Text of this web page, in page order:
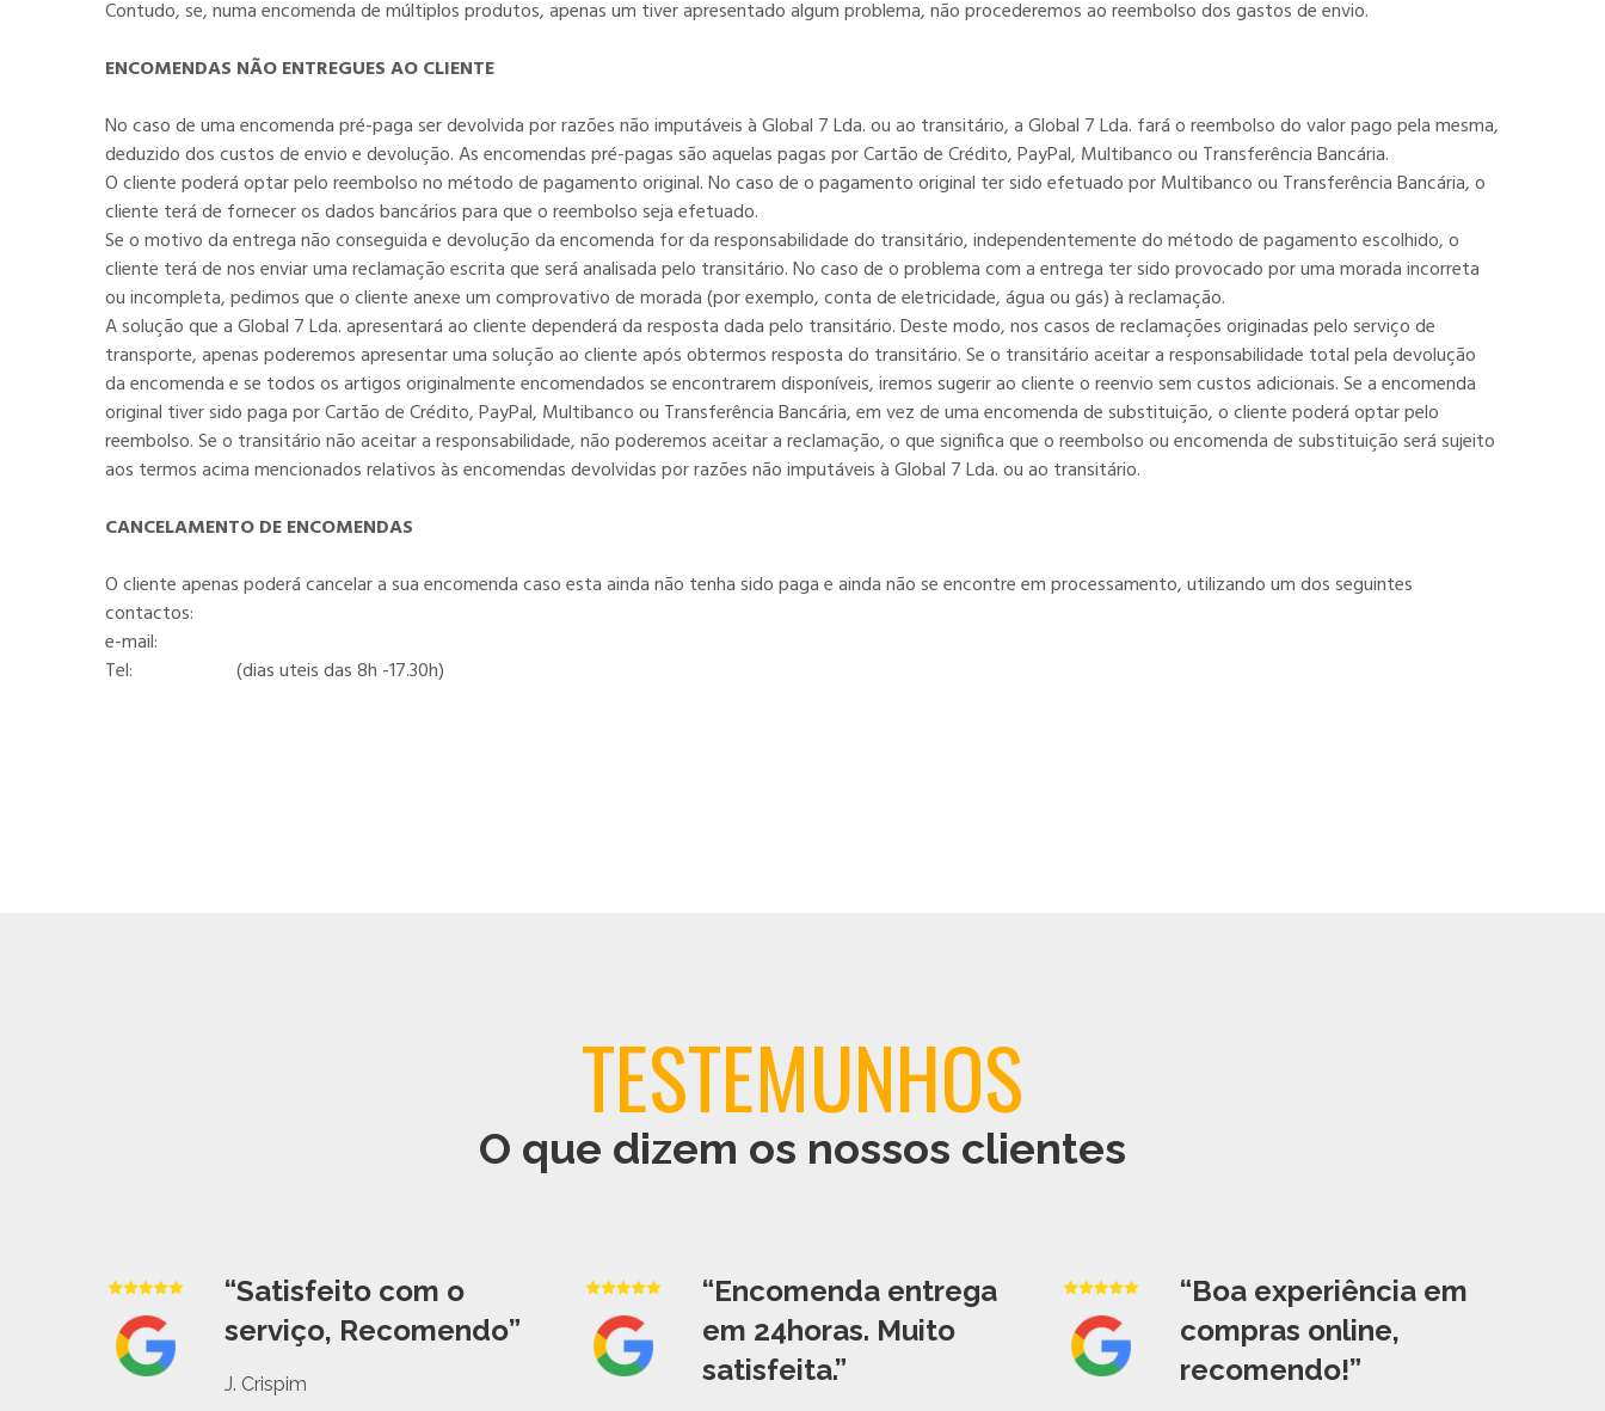
Contudo, se, numa encomenda de múltiplos produtos, apenas um tiver apresentado algum problema, não procederemos ao reembolso dos gastos de envio.
ENCOMENDAS NÃO ENTREGUES AO CLIENTE
No caso de uma encomenda pré-paga ser devolvida por razões não imputáveis à Global 7 Lda. ou ao transitário, a Global 7 Lda. fará o reembolso do valor pago pela mesma,
deduzido dos custos de envio e devolução. As encomendas pré-pagas são aquelas pagas por Cartão de Crédito, PayPal, Multibanco ou Transferência Bancária.
O cliente poderá optar pelo reembolso no método de pagamento original. No caso de o pagamento original ter sido efetuado por Multibanco ou Transferência Bancária, o
cliente terá de fornecer os dados bancários para que o reembolso seja efetuado.
Se o motivo da entrega não conseguida e devolução da encomenda for da responsabilidade do transitário, independentemente do método de pagamento escolhido, o
cliente terá de nos enviar uma reclamação escrita que será analisada pelo transitário. No caso de o problema com a entrega ter sido provocado por uma morada incorreta
ou incompleta, pedimos que o cliente anexe um comprovativo de morada (por exemplo, conta de eletricidade, água ou gás) à reclamação.
A solução que a Global 7 Lda. apresentará ao cliente dependerá da resposta dada pelo transitário. Deste modo, nos casos de reclamações originadas pelo serviço de
transporte, apenas poderemos apresentar uma solução ao cliente após obtermos resposta do transitário. Se o transitário aceitar a responsabilidade total pela devolução
da encomenda e se todos os artigos originalmente encomendados se encontrarem disponíveis, iremos sugerir ao cliente o reenvio sem custos adicionais. Se a encomenda
original tiver sido paga por Cartão de Crédito, PayPal, Multibanco ou Transferência Bancária, em vez de uma encomenda de substituição, o cliente poderá optar pelo
reembolso. Se o transitário não aceitar a responsabilidade, não poderemos aceitar a reclamação, o que significa que o reembolso ou encomenda de substituição será sujeito
aos termos acima mencionados relativos às encomendas devolvidas por razões não imputáveis à Global 7 Lda. ou ao transitário.
CANCELAMENTO DE ENCOMENDAS
O cliente apenas poderá cancelar a sua encomenda caso esta ainda não tenha sido paga e ainda não se encontre em processamento, utilizando um dos seguintes
contactos:
e-mail:
Tel:
(dias uteis das 8h -17.30h)
TESTEMUNHOS
O que dizem os nossos clientes
“Satisfeito com o
serviço, Recomendo”
J. Crispim
“Encomenda entrega
em 24horas. Muito
satisfeita.”
“Boa experiência em
compras online,
recomendo!”